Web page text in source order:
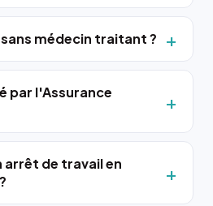
médecin traitant ?
par l'Assurance
arrêt de travail en